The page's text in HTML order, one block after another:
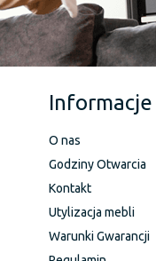
Informacje
O nas
Godziny Otwarcia
Kontakt
Utylizacja mebli
Warunki Gwarancji